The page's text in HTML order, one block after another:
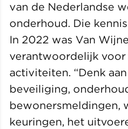
van de Nederlandse
onderhoud. Die
In 2022 was Van
verantwoordelijk voor
activiteiten. “Denk
beveiliging,
bewonersmeldingen,
keuringen, het